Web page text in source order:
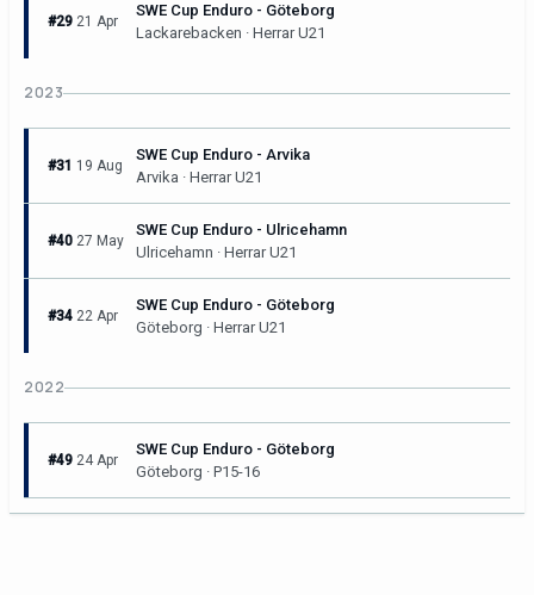
#29 21 Apr
SWE Cup Enduro - Göteborg
Lackarebacken · Herrar U21
2023
#31 19 Aug
SWE Cup Enduro - Arvika
Arvika · Herrar U21
#40 27 May
SWE Cup Enduro - Ulricehamn
Ulricehamn · Herrar U21
#34 22 Apr
SWE Cup Enduro - Göteborg
Göteborg · Herrar U21
2022
#49 24 Apr
SWE Cup Enduro - Göteborg
Göteborg · P15-16